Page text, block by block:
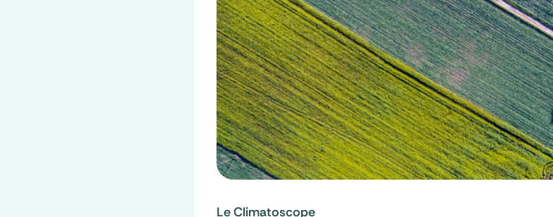
Le Climatoscope